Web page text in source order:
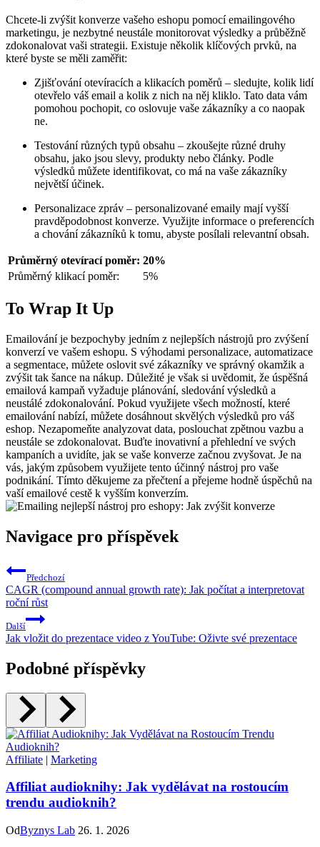
Chcete-li zvýšit konverze vašeho eshopu pomocí emailingového
marketingu, je nezbytné neustále monitorovat výsledky a průběžně
zdokonalovat vaši strategii. Existuje několik klíčových prvků, na
které byste se měli zaměřit:
Zjišťování otevíracích a klikacích poměrů – sledujte, kolik lidí
otevřelo váš email a kolik z nich na něj kliklo. Tato data vám
pomohou pochopit, co oslovuje vaše zákazníky a co naopak
ne.
Testování různých typů obsahu – zkoušejte různé druhy
obsahu, jako jsou slevy, produkty nebo články. Podle
výsledků můžete identifikovat, co má na vaše zákazníky
největší účinek.
Personalizace zpráv – personalizované emaily mají vyšší
pravděpodobnost konverze. Využijte informace o preferencích
a chování zákazníků k tomu, abyste posílali relevantní obsah.
Průměrný otevírací poměr: 20%
Průměrný klikací poměr:
5%
To Wrap It Up
Emailování je bezpochyby jedním z nejlepších nástrojů pro zvýšení
konverzí ve vašem eshopu. S výhodami personalizace, automatizace
a segmentace, můžete oslovit své zákazníky ve správný okamžik a
zvýšit tak šance na nákup. Důležité je však si uvědomit, že úspěšná
emailová kampaň vyžaduje plánování, sledování výsledků a
neustálé zdokonalování. Pokud využijete všech možností, které
emailování nabízí, můžete dosáhnout skvělých výsledků pro váš
eshop. Nezapomeňte analyzovat data, poslouchat zpětnou vazbu a
neustále se zdokonalovat. Buďte inovativní a přehlední ve svých
kampaních a uvidíte, jak se vaše konverze začnou zvyšovat. Je na
vás, jakým způsobem využijete tento účinný nástroj pro vaše
podnikání. Tímto děkujeme za přečtení a přejeme hodně úspěchů na
vaší emailové cestě k vyšším konverzím.
Navigace pro příspěvek
Předchozí
CAGR (compound annual growth rate): Jak počítat a interpretovat
roční růst
Další
Jak vložit do prezentace video z YouTube: Oživte své prezentace
Podobné příspěvky
Affiliate | Marketing
Affiliat audioknihy: Jak vydělávat na rostoucím
trendu audioknih?
OdByznys Lab 26. 1. 2026